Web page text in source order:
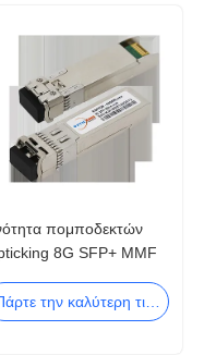
πομποδεκτών
8G SFP+ MMF
την καλύτερη τιμή